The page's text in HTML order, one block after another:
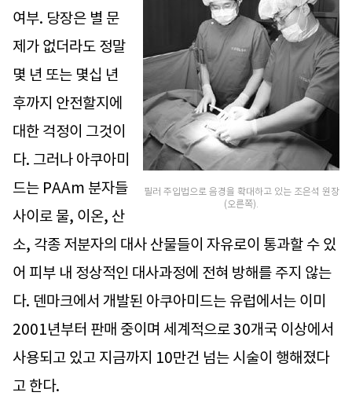
필러 주입법으로 음경을 확대하고 있는 조은석 원장
(오른쪽).
여부. 당장은 별 문
제가 없더라도 정말
몇 년 또는 몇십 년
후까지 안전할지에
대한 걱정이 그것이
다. 그러나 아쿠아미
드는 PAAm 분자들
사이로 물, 이온, 산
소, 각종 저분자의 대사 산물들이 자유로이 통과할 수 있
어 피부 내 정상적인 대사과정에 전혀 방해를 주지 않는
다. 덴마크에서 개발된 아쿠아미드는 유럽에서는 이미
2001년부터 판매 중이며 세계적으로 30개국 이상에서
사용되고 있고 지금까지 10만건 넘는 시술이 행해졌다
고 한다.